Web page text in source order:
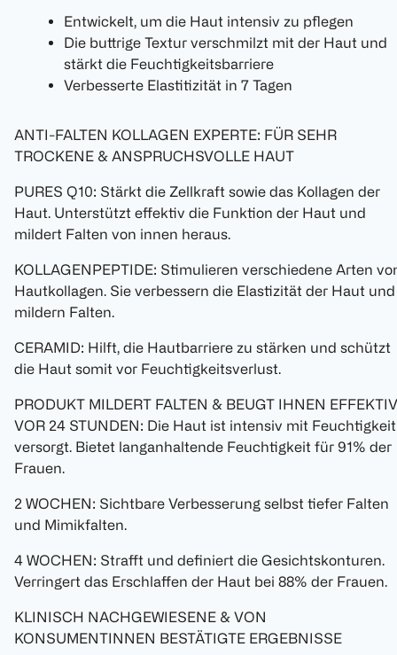
Entwickelt, um die Haut intensiv zu pflegen
Die buttrige Textur verschmilzt mit der Haut und
stärkt die Feuchtigkeitsbarriere
Verbesserte Elastitizität in 7 Tagen
ANTI-FALTEN KOLLAGEN EXPERTE: FÜR SEHR
TROCKENE & ANSPRUCHSVOLLE HAUT
PURES Q10: Stärkt die Zellkraft sowie das Kollagen der
Haut. Unterstützt effektiv die Funktion der Haut und
mildert Falten von innen heraus.
KOLLAGENPEPTIDE: Stimulieren verschiedene Arten
Hautkollagen. Sie verbessern die Elastizität der Haut und
mildern Falten.
CERAMID: Hilft, die Hautbarriere zu stärken und schützt
die Haut somit vor Feuchtigkeitsverlust.
PRODUKT MILDERT FALTEN & BEUGT IHNEN EFFEKTIV
VOR 24 STUNDEN: Die Haut ist intensiv mit Feuchtigkeit
versorgt. Bietet langanhaltende Feuchtigkeit für 91% der
Frauen.
2 WOCHEN: Sichtbare Verbesserung selbst tiefer Falten
und Mimikfalten.
4 WOCHEN: Strafft und definiert die Gesichtskonturen.
Verringert das Erschlaffen der Haut bei 88% der Frauen.
KLINISCH NACHGEWIESENE & VON
KONSUMENTINNEN BESTÄTIGTE ERGEBNISSE